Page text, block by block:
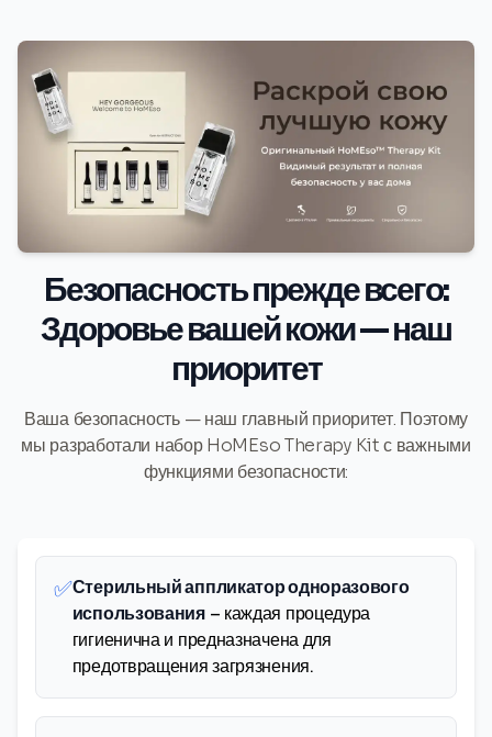
Безопасность прежде всего:
Здоровье вашей кожи — наш
приоритет
Ваша безопасность — наш главный приоритет. Поэтому
мы разработали набор HoMEso Therapy Kit с важными
функциями безопасности:
✅Стерильный аппликатор одноразового
использования– каждая процедура
гигиенична и предназначена для
предотвращения загрязнения.